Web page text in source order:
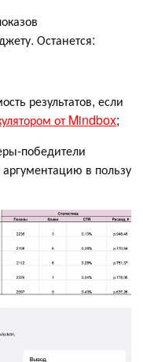
Останется:
результатов, если
от Mindbox;
победители
в пользу